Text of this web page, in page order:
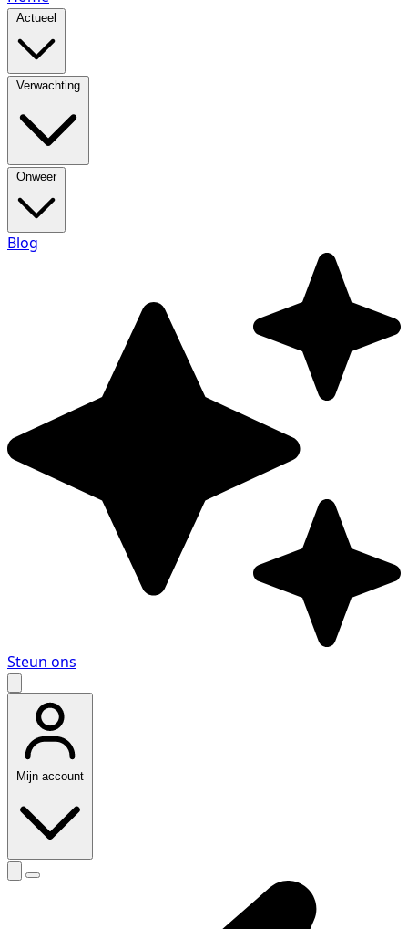
Actueel
Verwachting
Onweer
Blog
Steun ons
Mijn account